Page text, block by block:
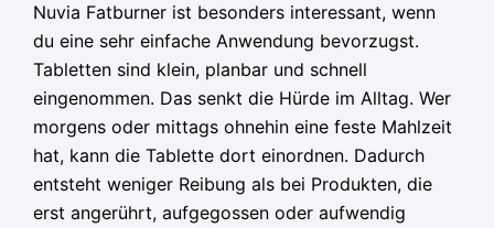
Nuvia Fatburner ist besonders interessant, wenn
du eine sehr einfache Anwendung bevorzugst.
Tabletten sind klein, planbar und schnell
eingenommen. Das senkt die Hürde im Alltag. Wer
morgens oder mittags ohnehin eine feste Mahlzeit
hat, kann die Tablette dort einordnen. Dadurch
entsteht weniger Reibung als bei Produkten, die
erst angerührt, aufgegossen oder aufwendig